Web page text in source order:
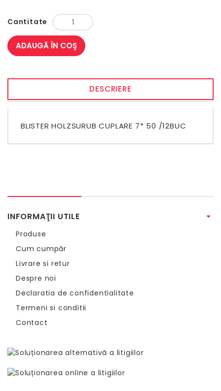
Cantitate
ADAUGĂ ÎN COŞ
DESCRIERE
BLISTER HOLZSURUB CUPLARE 7* 50 /12BUC
INFORMAŢII UTILE
Produse
Cum cumpăr
Livrare si retur
Despre noi
Declaratia de confidentialitate
Termeni si conditii
Contact